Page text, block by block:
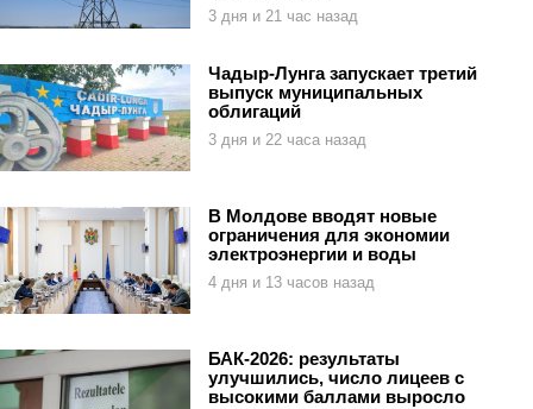
3 дня и 21 час назад
Чадыр-Лунга запускает третий
выпуск муниципальных
облигаций
3 дня и 22 часа назад
В Молдове вводят новые
ограничения для экономии
электроэнергии и воды
4 дня и 13 часов назад
БАК-2026: результаты
улучшились, число лицеев с
высокими баллами выросло